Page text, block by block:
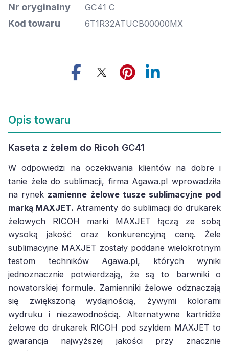
Nr oryginalny GC41 C
Kod towaru 6T1R32ATUCB00000MX
Opis towaru
Kaseta z żelem do Ricoh GC41
W odpowiedzi na oczekiwania klientów na dobre i
tanie żele do sublimacji, firma Agawa.pl wprowadziła
na rynek zamienne żelowe tusze sublimacyjne pod
marką MAXJET. Atramenty do sublimacji do drukarek
żelowych RICOH marki MAXJET łączą ze sobą
wysoką jakość oraz konkurencyjną cenę. Żele
sublimacyjne MAXJET zostały poddane wielokrotnym
testom techników Agawa.pl, których wyniki
jednoznacznie potwierdzają, że są to barwniki o
nowatorskiej formule. Zamienniki żelowe odznaczają
się zwiększoną wydajnością, żywymi kolorami
wydruku i niezawodnością. Alternatywne kartridże
żelowe do drukarek RICOH pod szyldem MAXJET to
gwarancja najwyższej jakości przy znacznie